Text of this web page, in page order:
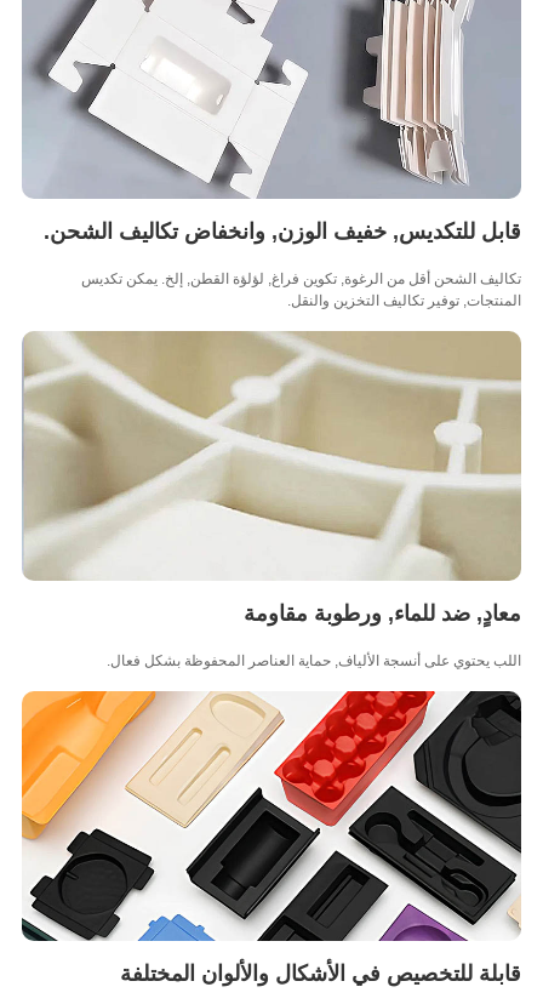
للتكديس, خفيف الوزن, وانخفاض تكاليف الشحن.
الشحن أقل من الرغوة, تكوين فراغ, لؤلؤة القطن, إلخ. يمكن تكديس
توفير تكاليف التخزين والنقل.
ضد للماء, ورطوبة مقاومة
يحتوي على أنسجة الألياف, حماية العناصر المحفوظة بشكل فعال.
للتخصيص في الأشكال والألوان المختلفة